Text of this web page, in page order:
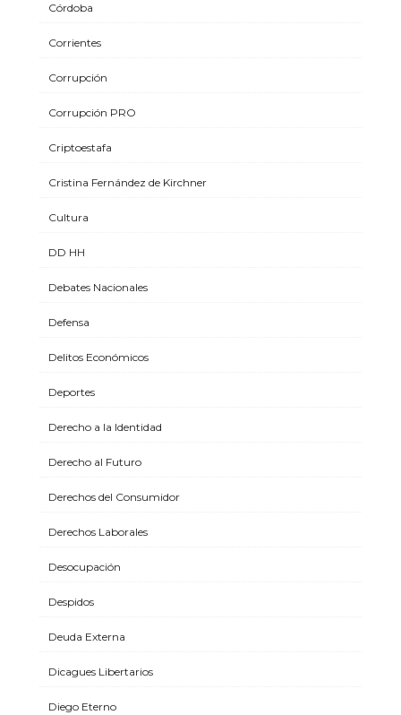
Córdoba
Corrientes
Corrupción
Corrupción PRO
Criptoestafa
Cristina Fernández de Kirchner
Cultura
DD HH
Debates Nacionales
Defensa
Delitos Económicos
Deportes
Derecho a la Identidad
Derecho al Futuro
Derechos del Consumidor
Derechos Laborales
Desocupación
Despidos
Deuda Externa
Dicagues Libertarios
Diego Eterno